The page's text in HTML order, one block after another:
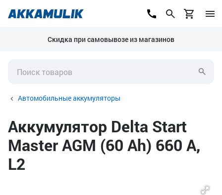
Скидка при самовывозе из магазинов
Автомобильные аккумуляторы
Аккумулятор Delta Start
Master AGM (60 Ah) 660 А,
L2